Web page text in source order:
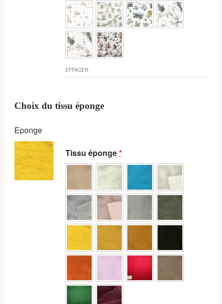
EFFACER
Choix du tissu éponge
Eponge
Tissu éponge*